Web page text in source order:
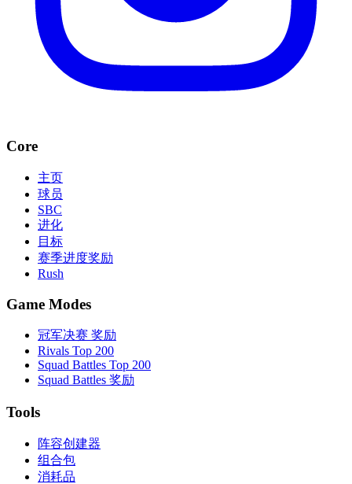
Core
主页
球员
SBC
进化
目标
赛季进度奖励
Rush
Game Modes
冠军决赛 奖励
Rivals Top 200
Squad Battles Top 200
Squad Battles 奖励
Tools
阵容创建器
组合包
消耗品